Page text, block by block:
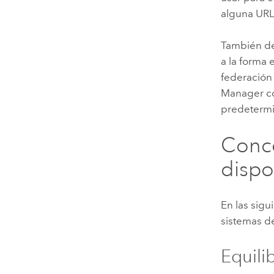
alguna
También
a la forma
Manager
En las
sistemas